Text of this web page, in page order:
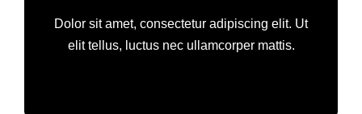
Dolor sit amet, consectetur adipiscing elit. Ut
elit tellus, luctus nec ullamcorper mattis.